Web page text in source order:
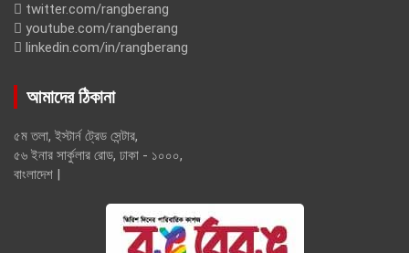
twitter.com/rangberang
youtube.com/rangberang
linkedin.com/in/rangberang
আমাদের ঠিকানা
৫ম তলা, ইস্টার্ন ট্রেড সেন্টার,
৫৬ ইনার সার্কুলার রোড, ঢাকা - ১০০০,
বাংলাদেশ |